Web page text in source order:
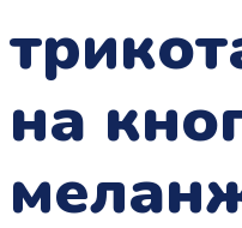
на